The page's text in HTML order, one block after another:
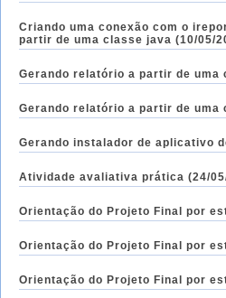
Criando uma conexão com o
partir de uma classe java (10/05/
Gerando relatório a partir de uma
Gerando relatório a partir de uma
Gerando instalador de aplicativo
Atividade avaliativa prática (24/
Orientação do Projeto Final por
Orientação do Projeto Final por
Orientação do Projeto Final por